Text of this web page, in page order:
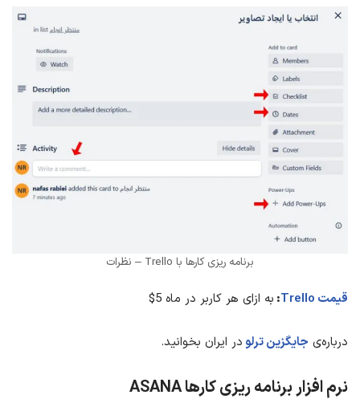
برنامه ریزی کارها با Trello – نظرات
قیمت : به ازای هر کاربر در ماه 5$
درباره‌ی جایگزین ترلودر ایران بخوانید.
نرم افزار برنامه ریزی کارهاASANA